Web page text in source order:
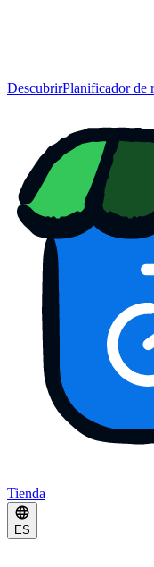
DescubrirPlanificador de
Tienda
ES